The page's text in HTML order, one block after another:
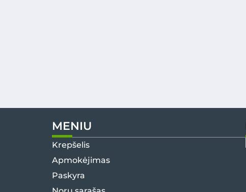
MENIU
Krepšelis
Apmokėjimas
Paskyra